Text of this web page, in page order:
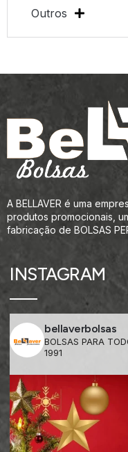
Outros
A BELLAVER é uma
produtos promocionais,
fabricação de BOLSAS
INSTAGRAM
bellaverbolsas
BOLSAS PARA
1991